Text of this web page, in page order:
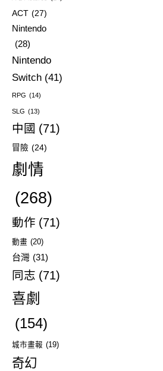
ACT (27)
Nintendo
(28)
Nintendo
Switch (41)
RPG (14)
SLG (13)
中國 (71)
冒險 (24)
劇情
(268)
動作 (71)
動畫 (20)
台灣 (31)
同志 (71)
喜劇
(154)
城市畫報 (19)
奇幻